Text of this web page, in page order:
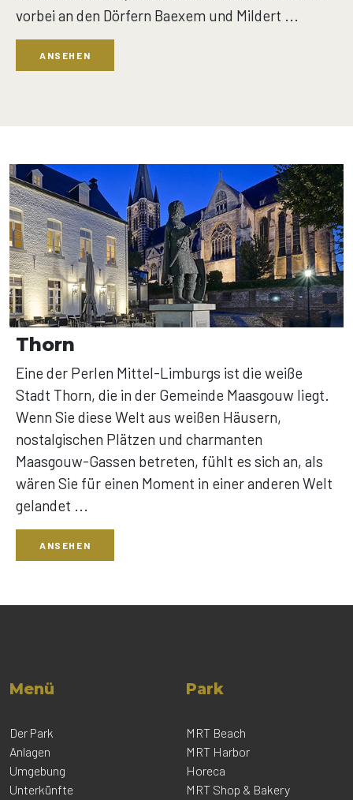
vorbei an den Dörfern Baexem und Mildert ...
ANSEHEN
Thorn
Eine der Perlen Mittel-Limburgs ist die weiße
Stadt Thorn, die in der Gemeinde Maasgouw liegt.
Wenn Sie diese Welt aus weißen Häusern,
nostalgischen Plätzen und charmanten
Maasgouw-Gassen betreten, fühlt es sich an, als
wären Sie für einen Moment in einer anderen Welt
gelandet ...
ANSEHEN
Menü
Der Park
Anlagen
Umgebung
Unterkünfte
Park
MRT Beach
MRT Harbor
Horeca
MRT Shop & Bakery